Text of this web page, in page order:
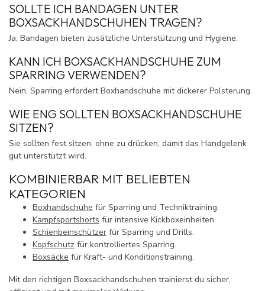
SOLLTE ICH BANDAGEN UNTER
BOXSACKHANDSCHUHEN TRAGEN?
Ja, Bandagen bieten zusätzliche Unterstützung und Hygiene.
KANN ICH BOXSACKHANDSCHUHE ZUM
SPARRING VERWENDEN?
Nein, Sparring erfordert Boxhandschuhe mit dickerer Polsterung.
WIE ENG SOLLTEN BOXSACKHANDSCHUHE
SITZEN?
Sie sollten fest sitzen, ohne zu drücken, damit das Handgelenk
gut unterstützt wird.
KOMBINIERBAR MIT BELIEBTEN
KATEGORIEN
Boxhandschuhe für Sparring und Techniktraining.
Kampfsportshorts für intensive Kickboxeinheiten.
Schienbeinschützer für Sparring und Drills.
Kopfschutz für kontrolliertes Sparring.
Boxsäcke für Kraft- und Konditionstraining.
Mit den richtigen Boxsackhandschuhen trainierst du sicher,